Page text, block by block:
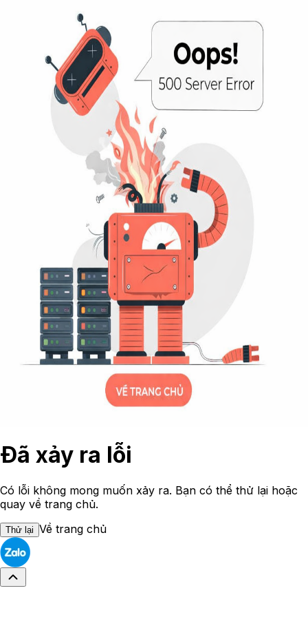
Đã xảy ra lỗi
Có lỗi không mong muốn xảy ra. Bạn có thể thử lại hoặc
quay về trang chủ.
Thử lại Về trang chủ